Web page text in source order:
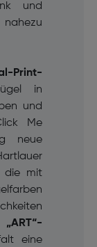
und
Print-
in
und
Me
neue
die mit
„ART“-
eine